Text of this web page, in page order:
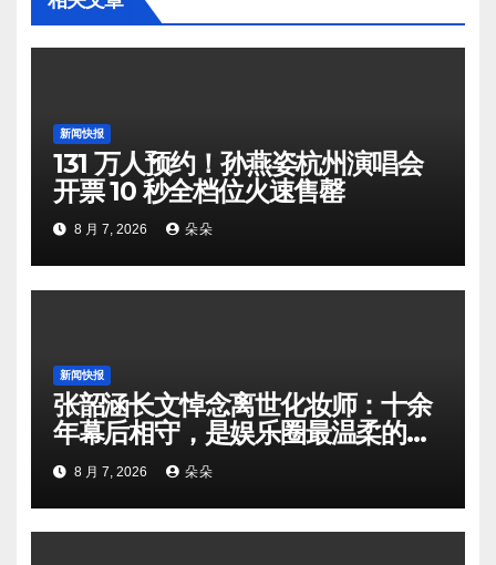
新闻快报
131 万人预约！孙燕姿杭州演唱会
开票 10 秒全档位火速售罄
8 月 7, 2026 朵朵
新闻快报
张韶涵长文悼念离世化妆师：十余
年幕后相守，是娱乐圈最温柔的双
向奔赴
8 月 7, 2026 朵朵